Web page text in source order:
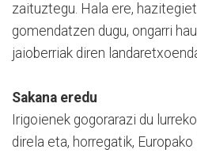
zaituztegu. Hala ere,
gomendatzen dugu, ongarri
jaioberriak diren
Sakana eredu
Irigoienek gogorarazi du
direla eta, horregatik,